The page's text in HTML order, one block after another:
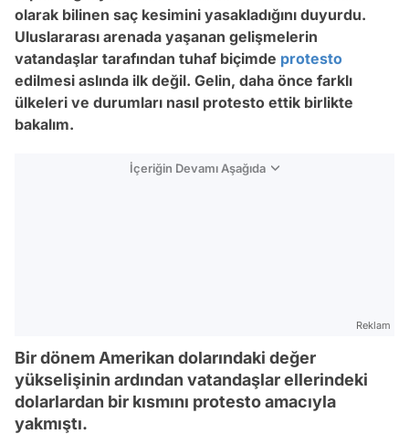
olarak bilinen saç kesimini yasakladığını duyurdu.
Uluslararası arenada yaşanan gelişmelerin
vatandaşlar tarafından tuhaf biçimde protesto
edilmesi aslında ilk değil. Gelin, daha önce farklı
ülkeleri ve durumları nasıl protesto ettik birlikte
bakalım.
İçeriğin Devamı Aşağıda
Reklam
Bir dönem Amerikan dolarındaki değer
yükselişinin ardından vatandaşlar ellerindeki
dolarlardan bir kısmını protesto amacıyla
yakmıştı.